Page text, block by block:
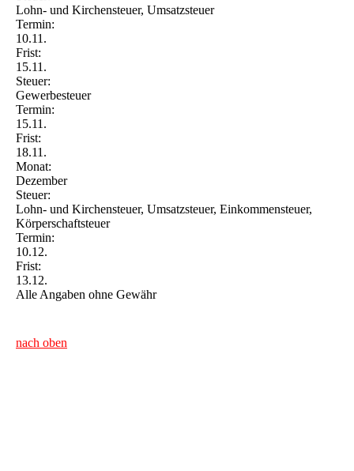
Lohn- und Kirchensteuer, Umsatzsteuer
Termin:
10.11.
Frist:
15.11.
Steuer:
Gewerbesteuer
Termin:
15.11.
Frist:
18.11.
Monat:
Dezember
Steuer:
Lohn- und Kirchensteuer, Umsatzsteuer, Einkommensteuer,
Körperschaftsteuer
Termin:
10.12.
Frist:
13.12.
Alle Angaben ohne Gewähr
nach oben